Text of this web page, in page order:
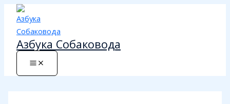
Перейти
содержимому
Азбука Собаковода